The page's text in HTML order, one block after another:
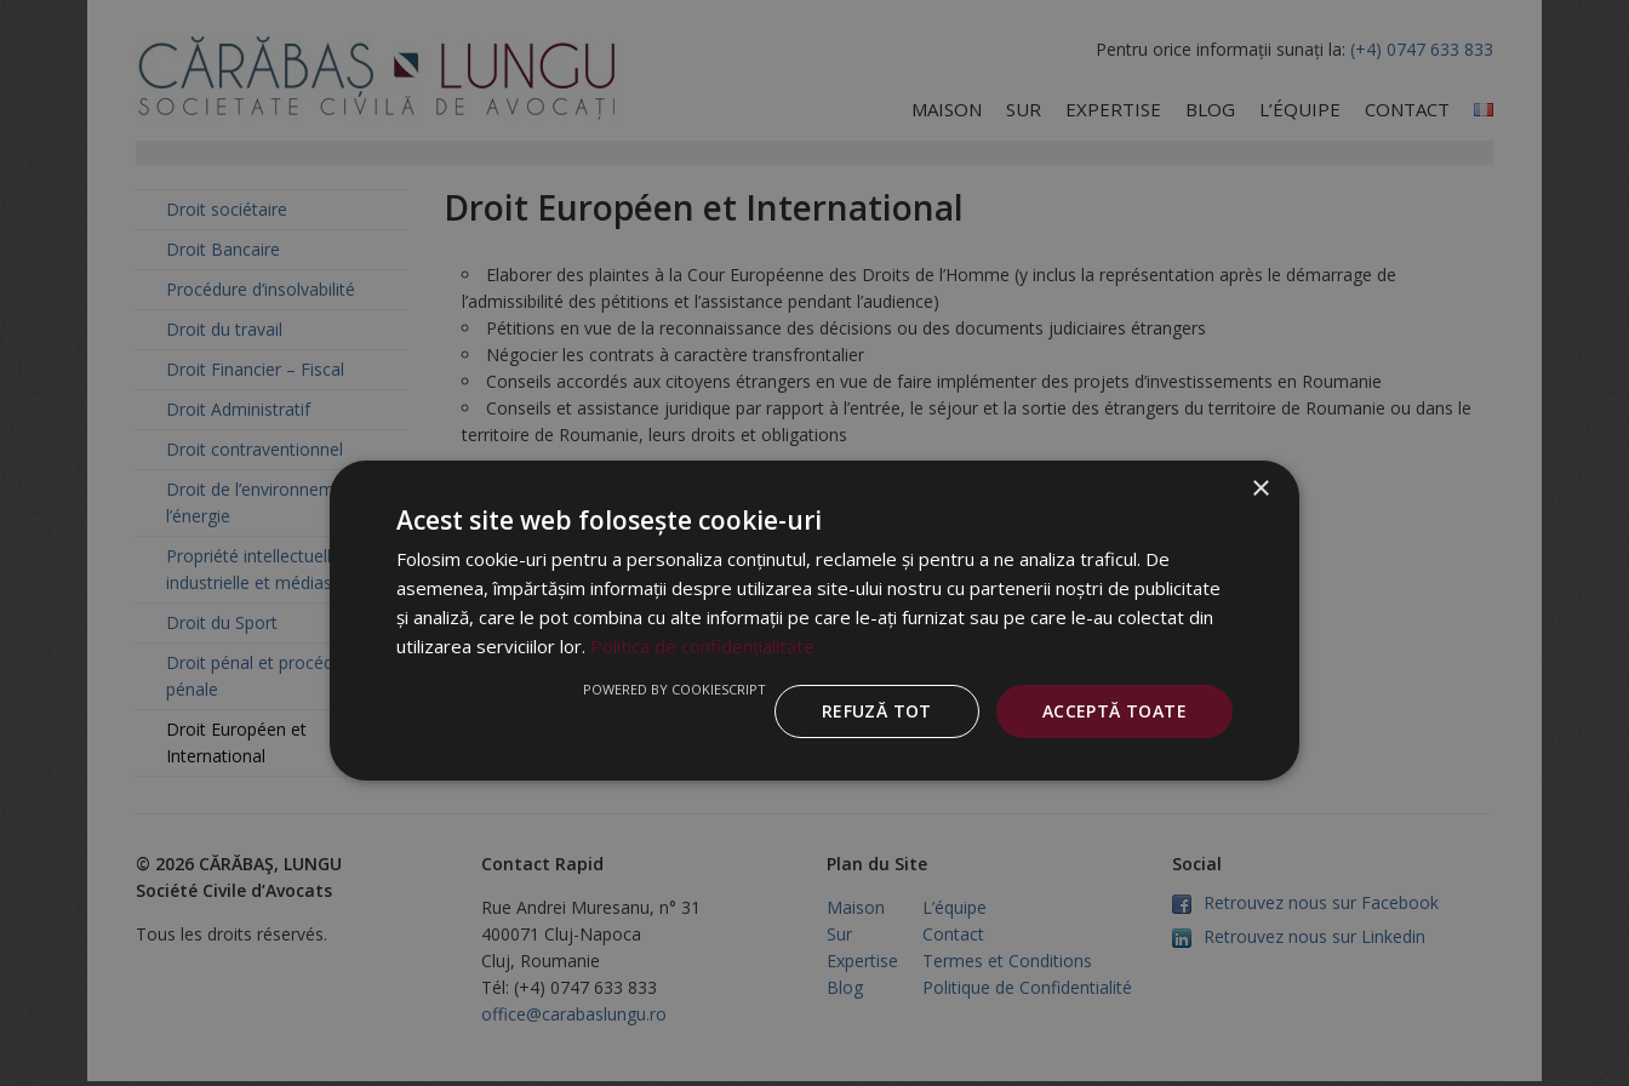
Pentru orice informații sunați la: (+4) 0747 633 833
MAISON SUR EXPERTISE BLOG L’ÉQUIPE CONTACT
Droit sociétaire
Droit Bancaire
Procédure d’insolvabilité
Droit du travail
Droit Financier – Fiscal
Droit Administratif
Droit contraventionnel
Droit de l’environnement et de
l’énergie
Propriété intellectuelle,
industrielle et médias
Droit du Sport
Droit pénal et procédure
pénale
Droit Européen et
International
Droit Européen et International
Elaborer des plaintes à la Cour Européenne des Droits de l’Homme (y inclus la représentation après le démarrage de
l’admissibilité des pétitions et l’assistance pendant l’audience)
Pétitions en vue de la reconnaissance des décisions ou des documents judiciaires étrangers
Négocier les contrats à caractère transfrontalier
Conseils accordés aux citoyens étrangers en vue de faire implémenter des projets d’investissements en Roumanie
Conseils et assistance juridique par rapport à l’entrée, le séjour et la sortie des étrangers du territoire de Roumanie ou dans le
territoire de Roumanie, leurs droits et obligations
© 2026 CĂRĂBAŞ, LUNGU
Société Civile d’Avocats
Tous les droits réservés.
Contact Rapid
Rue Andrei Muresanu, n° 31
400071 Cluj-Napoca
Cluj, Roumanie
Tél: (+4) 0747 633 833
office@carabaslungu.ro
Plan du Site
Maison
Sur
Expertise
Blog
L’équipe
Contact
Termes et Conditions
Politique de Confidentialité
Social
Retrouvez nous sur Facebook
Retrouvez nous sur Linkedin
×
Acest site web folosește cookie-uri
Folosim cookie-uri pentru a personaliza conținutul, reclamele și pentru a ne analiza traficul. De
asemenea, împărtășim informații despre utilizarea site-ului nostru cu partenerii noștri de publicitate
și analiză, care le pot combina cu alte informații pe care le-ați furnizat sau pe care le-au colectat din
utilizarea serviciilor lor. Politica de confidențialitate
ACCEPTĂ TOATE
REFUZĂ TOT
POWERED BY COOKIESCRIPT